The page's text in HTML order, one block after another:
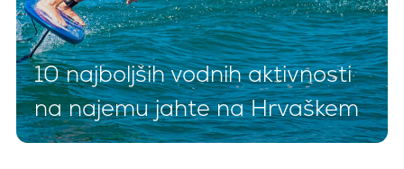
10 najboljših vodnih aktivnosti
na najemu jahte na Hrvaškem